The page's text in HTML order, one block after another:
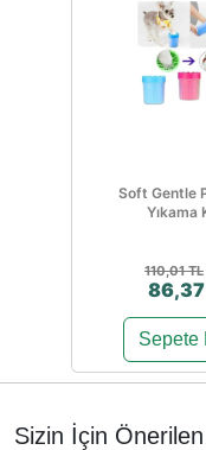
Soft Gentle
Yıkama
110,01 TL
86,37
Sepete
Sizin İçin